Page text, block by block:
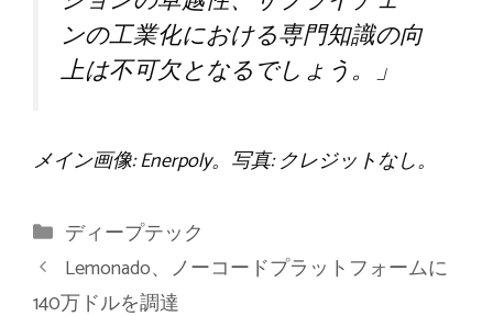
ンの工業化における専門知識の向
上は不可欠となるでしょう。」
メイン画像: Enerpoly。写真: クレジットなし。
カ
テ
ゴ
ディープテック
Lemonado、ノーコードプラットフォームに
140万ドルを調達